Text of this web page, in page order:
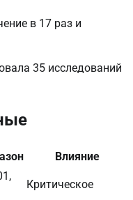
в 17 раз и
35 исследований
Влияние
Критическое